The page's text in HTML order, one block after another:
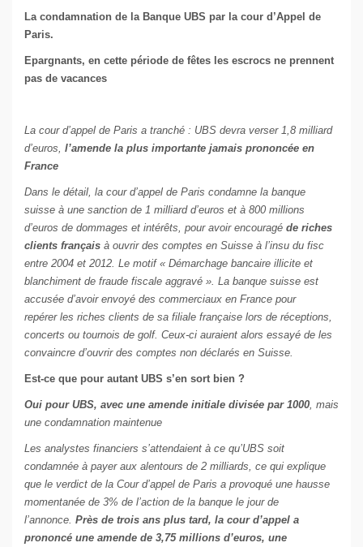
La condamnation de la Banque UBS par la cour d’Appel de
Paris.
Epargnants, en cette période de fêtes les escrocs ne prennent
pas de vacances
La cour d’appel de Paris a tranché : UBS devra verser 1,8 milliard
d’euros, l’amende la plus importante jamais prononcée en
France
Dans le détail, la cour d’appel de Paris condamne la banque
suisse à une sanction de 1 milliard d’euros et à 800 millions
d’euros de dommages et intérêts, pour avoir encouragé de riches
clients français à ouvrir des comptes en Suisse à l’insu du fisc
entre 2004 et 2012. Le motif « Démarchage bancaire illicite et
blanchiment de fraude fiscale aggravé ». La banque suisse est
accusée d’avoir envoyé des commerciaux en France pour
repérer les riches clients de sa filiale française lors de réceptions,
concerts ou tournois de golf. Ceux-ci auraient alors essayé de les
convaincre d’ouvrir des comptes non déclarés en Suisse.
Est-ce que pour autant UBS s’en sort bien ?
Oui pour UBS, avec une amende initiale divisée par 1000, mais
une condamnation maintenue
Les analystes financiers s’attendaient à ce qu’UBS soit
condamnée à payer aux alentours de 2 milliards, ce qui explique
que le verdict de la Cour d’appel de Paris a provoqué une hausse
momentanée de 3% de l’action de la banque le jour de
l’annonce. Près de trois ans plus tard, la cour d’appel a
prononcé une amende de 3,75 millions d’euros, une